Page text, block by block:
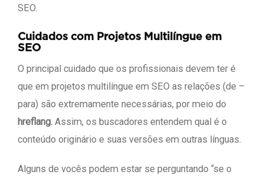
SEO.
Cuidados com Projetos Multilíngue em
SEO
O principal cuidado que os profissionais devem ter é
que em projetos multilíngue em SEO as relações (de –
para) são extremamente necessárias, por meio do
hreflang. Assim, os buscadores entendem qual é o
conteúdo originário e suas versões em outras línguas.
Alguns de vocês podem estar se perguntando “se o